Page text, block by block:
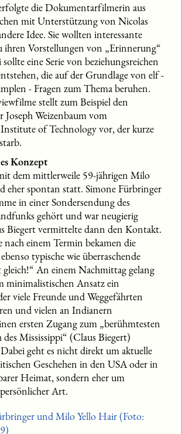
die Dokumentarfilmerin aus
mit Unterstützung von Nicolas
Idee. Sie wollten interessante
ihren Vorstellungen von „Erinnerung“
eine Serie von beziehungsreichen
die auf der Grundlage von elf -
- Fragen zum Thema beruhen.
stellt zum Beispiel den
Weizenbaum vom
Institute of Technology vor, der kurze
Konzept
dem mittlerweile 59-jährigen Milo
eher spontan statt. Simone Fürbringer
in einer Sondersendung des
gehört und war neugierig
Biegert vermittelte dann den Kontakt.
einem Termin bekamen die
typische wie überraschende
An einem Nachmittag gelang
minimalistischen Ansatz ein
viele Freunde und Weggefährten
und vielen an Indianern
ersten Zugang zum „berühmtesten
Mississippi“ (Claus Biegert)
geht es nicht direkt um aktuelle
Geschehen in den USA oder in
Heimat, sondern eher um
Art.